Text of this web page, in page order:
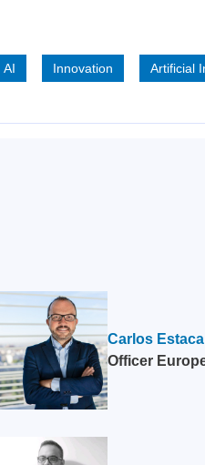
AI Innovation Artificial
Carlos Estaca
Officer